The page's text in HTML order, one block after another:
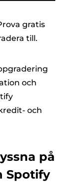
gratis
till.
och
och
på
Spotify